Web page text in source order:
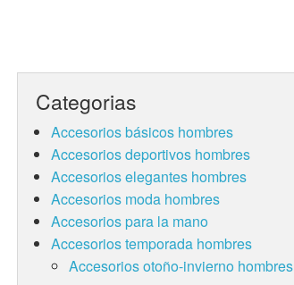
Categorias
Accesorios básicos hombres
Accesorios deportivos hombres
Accesorios elegantes hombres
Accesorios moda hombres
Accesorios para la mano
Accesorios temporada hombres
Accesorios otoño-invierno hombres